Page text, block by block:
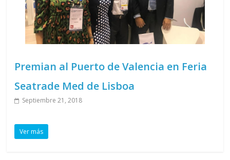
Premian al Puerto de Valencia en Feria
Seatrade Med de Lisboa
Septiembre 21, 2018
Ver más